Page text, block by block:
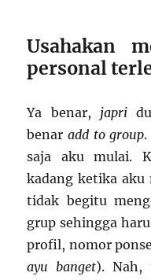
Usahakan
personal
Ya benar, japri
benaradd to group
saja aku mulai.
kadang ketika
tidak begitu
grup sehingga
profil, nomor
ayu banget). Nah,